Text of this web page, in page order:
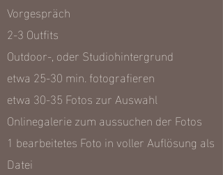
Vorgespräch
2-3 Outfits
Outdoor-, oder Studiohintergrund
etwa 25-30 min. fotografieren
etwa 30-35 Fotos zur Auswahl
Onlinegalerie zum aussuchen der Fotos
1 bearbeitetes Foto in voller Auflösung als
Datei